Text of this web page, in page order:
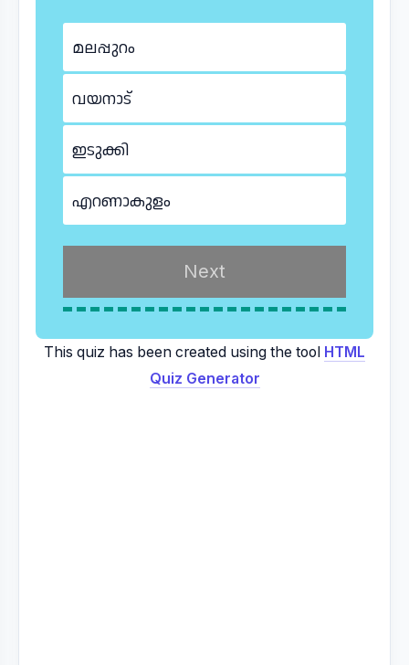
മലപ്പുറം
വയനാട്
ഇടുക്കി
എറണാകുളം
This quiz has been created using the tool HTML
Quiz Generator